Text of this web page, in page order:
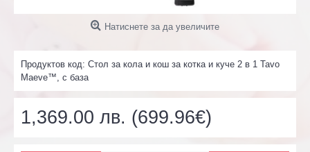
Натиснете за да увеличите
Продуктов код: Стол за кола и кош за котка и куче 2 в 1 Tavo
Maeve™, с база
1,369.00 лв. (699.96€)